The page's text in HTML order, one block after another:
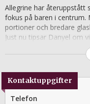
Allegrine har återuppstått
fokus på baren i centrum.
portioner och bredare
Just nu tipsar Danyel om
tonen för det nya
Kontaktuppgifter
Telefon